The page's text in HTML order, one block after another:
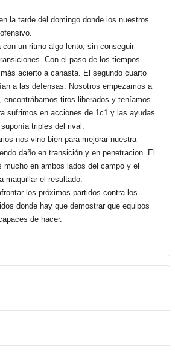
la tarde del domingo donde los nuestros
con un ritmo algo lento, sin conseguir
Con el paso de los tiempos
acierto a canasta. El segundo cuarto
a las defensas. Nosotros empezamos a
encontrábamos tiros liberados y teníamos
sufrimos en acciones de 1c1 y las ayudas
triples del rival.
nos vino bien para mejorar nuestra
daño en transición y en penetracion. El
mucho en ambos lados del campo y el
maquillar el resultado.
los próximos partidos contra los
donde hay que demostrar que equipos
de hacer.